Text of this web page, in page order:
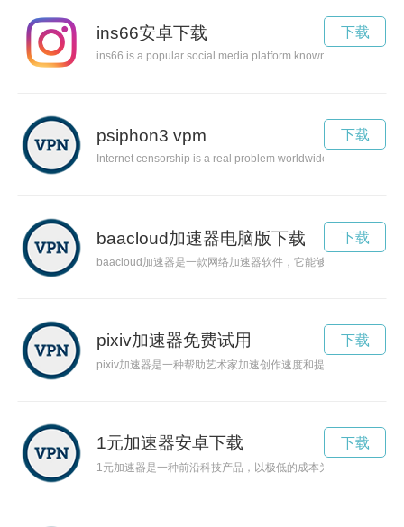
ins66安卓下载
ins66 is a popular social media platform known for its
下载
psiphon3 vpm
Internet censorship is a real problem worldwide, with
下载
baacloud加速器电脑版下载
baacloud加速器是一款网络加速器软件，它能够优化网络连接
下载
pixiv加速器免费试用
pixiv加速器是一种帮助艺术家加速创作速度和提升作品质量的
下载
1元加速器安卓下载
1元加速器是一种前沿科技产品，以极低的成本为用户提供高效
下载